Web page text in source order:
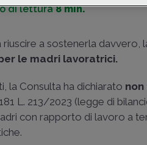
di lettura8 min.
riuscire a sostenerla davvero,
le madri lavoratrici.
la Consulta ha dichiarato
L. 213/2023 (legge di
con rapporto di lavoro a